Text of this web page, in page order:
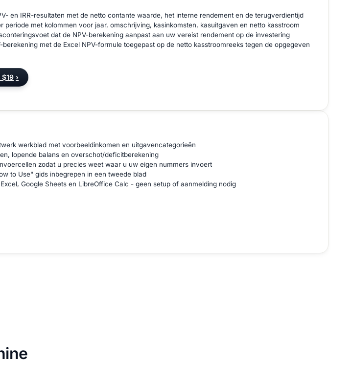
werkblad met voorbeeldinkomen en uitgavencategorieën
lopende balans en overschot/deficitberekening
zodat u precies weet waar u uw eigen nummers invoert
to Use" gids inbegrepen in een tweede blad
Google Sheets en LibreOffice Calc - geen setup of aanmelding nodig
en IRR-resultaten met de netto contante waarde, het interne rendement en de terugverdientijd
periode met kolommen voor jaar, omschrijving, kasinkomsten, kasuitgaven en netto kasstroom
dat de NPV-berekening aanpast aan uw vereist rendement op de investering
berekening met de Excel NPV-formule toegepast op de netto kasstroomreeks tegen de opgegeven
$19 ›